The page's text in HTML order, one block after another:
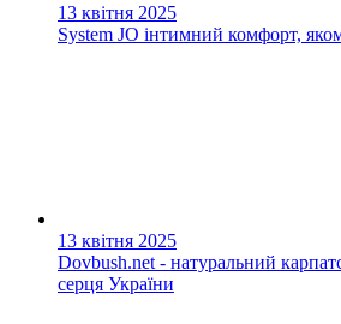
13 квітня 2025
System JO інтимний комфорт,
13 квітня 2025
Dovbush.net - натуральний
серця України